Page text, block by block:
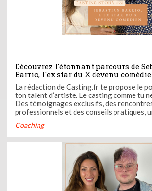
Découvrez l'étonnant parcours de
Barrio, l'ex star du X devenu
31ème épisode de Casting Call, le
rédaction de Casting.fr
La rédaction de Casting.fr te propose le
ton talent d’artiste. Le casting comme tu
Des témoignages exclusifs, des
professionnels et des conseils pratiques,
Ose devenir l’artiste que tu es avec Casting
Coaching